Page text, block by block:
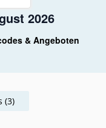
2026
& Angeboten
(3)